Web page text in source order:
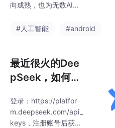
向成熟，也为无数AI落
能对于安卓开发者来
机，赶紧用起来吧！
#人工智能 #android
最近很火的Dee
pSeek，如何加
发中？
登录：https://platfor
m.deepseek.com/api_
keys，注册账号后获取